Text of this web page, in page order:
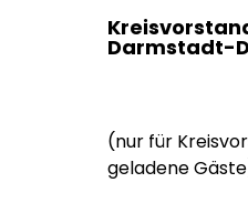
Darmstadt-
(nur für
geladene